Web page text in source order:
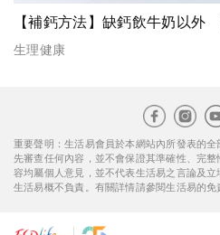
【補鈣方法】缺鈣飲牛奶以外
生理健康
重要聲明：生活易會員於本網站內所發表的
先審查任何內容，並不會保證其準確性、完
容均屬個人意見，並不代表生活易之言論及
生活易概不負責。有關詳情請參閱生活易的免